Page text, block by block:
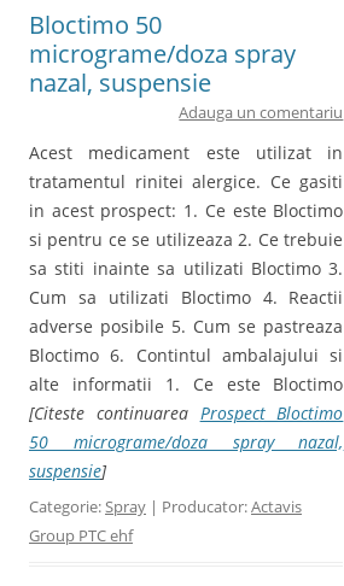
Bloctimo 50
micrograme/doza spray
nazal, suspensie
Adauga un comentariu
Acest medicament este utilizat in
tratamentul rinitei alergice. Ce gasiti
in acest prospect: 1. Ce este Bloctimo
si pentru ce se utilizeaza 2. Ce trebuie
sa stiti inainte sa utilizati Bloctimo 3.
Cum sa utilizati Bloctimo 4. Reactii
adverse posibile 5. Cum se pastreaza
Bloctimo 6. Contintul ambalajului si
alte informatii 1. Ce este Bloctimo
[Citeste continuarea Prospect Bloctimo
50 micrograme/doza spray nazal,
suspensie]
Categorie: Spray | Producator:Actavis
Group PTC ehf